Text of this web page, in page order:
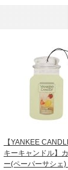
【YANKEE
キーキャンドル】
ー(ペーパーサシェ)